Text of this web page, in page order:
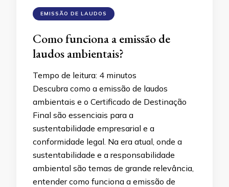
EMISSÃO DE LAUDOS
Como funciona a emissão de
laudos ambientais?
Tempo de leitura: 4 minutos
Descubra como a emissão de laudos
ambientais e o Certificado de Destinação
Final são essenciais para a
sustentabilidade empresarial e a
conformidade legal. Na era atual, onde a
sustentabilidade e a responsabilidade
ambiental são temas de grande relevância,
entender como funciona a emissão de